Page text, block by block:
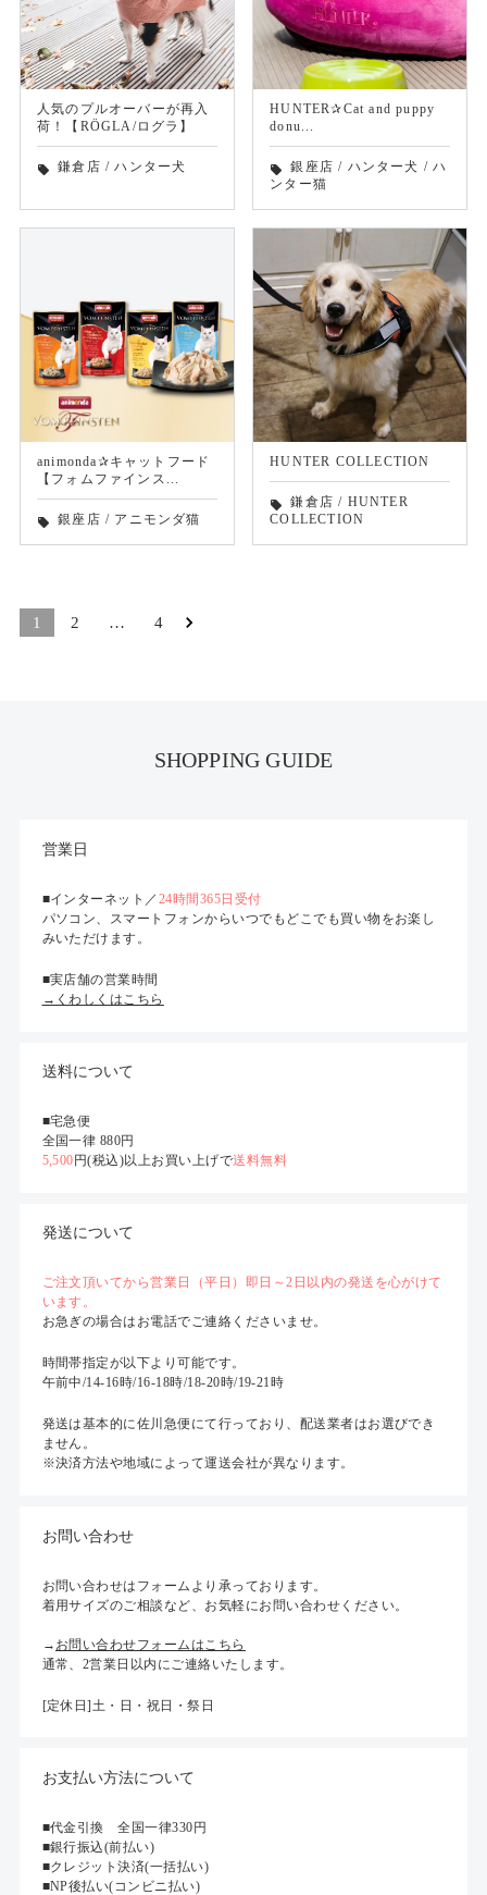
人気のプルオーバーが再入
荷！【RÖGLA/ログラ】
local_offer 鎌倉店 /ハンター犬
HUNTER✰Cat and puppy
donu...
local_offer 銀座店 / ハンター犬 /ハ
ンター猫
animonda✰キャットフード
【フォムファインス...
local_offer 銀座店 / アニモンダ猫
HUNTER COLLECTION
local_offer 鎌倉店 / HUNTER
COLLECTION
1 2 … 4
SHOPPING GUIDE
営業日
■インターネット／ 24時間365日受付
パソコン、スマートフォンからいつでもどこでも買い物をお楽し
みいただけます。
■実店舗の営業時間
→くわしくはこちら
送料について
■宅急便
全国一律 880円
5,500 円(税込)以上お買い上げで送料無料
発送について
ご注文頂いてから営業日（平日）即日～2日以内の発送を心がけて
います。
お急ぎの場合はお電話でご連絡くださいませ。
時間帯指定が以下より可能です。
午前中/14-16時/16-18時/18-20時/19-21時
発送は基本的に佐川急便にて行っており、配送業者はお選びでき
ません。
※決済方法や地域によって運送会社が異なります。
お問い合わせ
お問い合わせはフォームより承っております。
着用サイズのご相談など、お気軽にお問い合わせください。
→ お問い合わせフォームはこちら
通常、2営業日以内にご連絡いたします。
[定休日]土・日・祝日・祭日
お支払い方法について
■代金引換 全国一律330円
■銀行振込(前払い)
■クレジット決済(一括払い)
■NP後払い(コンビニ払い)